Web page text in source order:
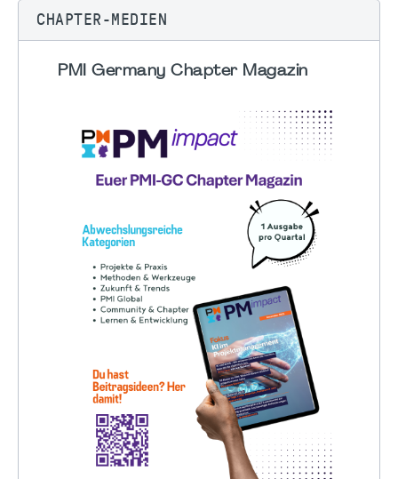
CHAPTER-MEDIEN
PMI Germany Chapter Magazin